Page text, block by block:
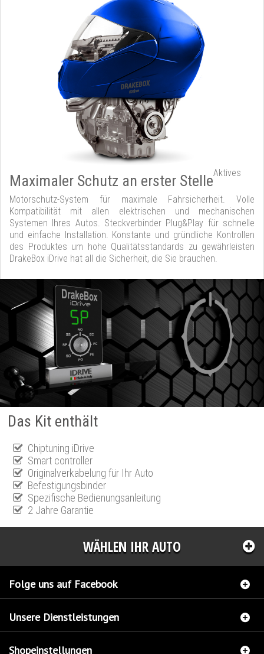
Maximaler Schutz an erster StelleAktives
Motorschutz-System für maximale Fahrsicherheit. Volle
Kompatibilität mit allen elektrischen und mechanischen
Systemen Ihres Autos. Steckverbinder Plug&Play für schnelle
und einfache Installation. Konstante und gründliche Kontrollen
des Produktes um hohe Qualitätsstandards zu gewährleisten
DrakeBox iDrive hat all die Sicherheit, die Sie brauchen.
Das Kit enthält
Chiptuning iDrive
Smart controller
Originalverkabelung für Ihr Auto
Befestigungsbinder
Spezifische Bedienungsanleitung
2 Jahre Garantie
WÄHLEN IHR AUTO
Folge uns auf Facebook
Unsere Dienstleistungen
Shopeinstellungen